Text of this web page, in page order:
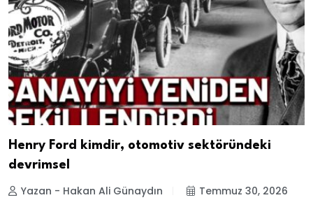
Henry Ford kimdir, otomotiv sektöründeki
devrimsel
Yazan - Hakan Ali Günaydın Temmuz 30, 2026